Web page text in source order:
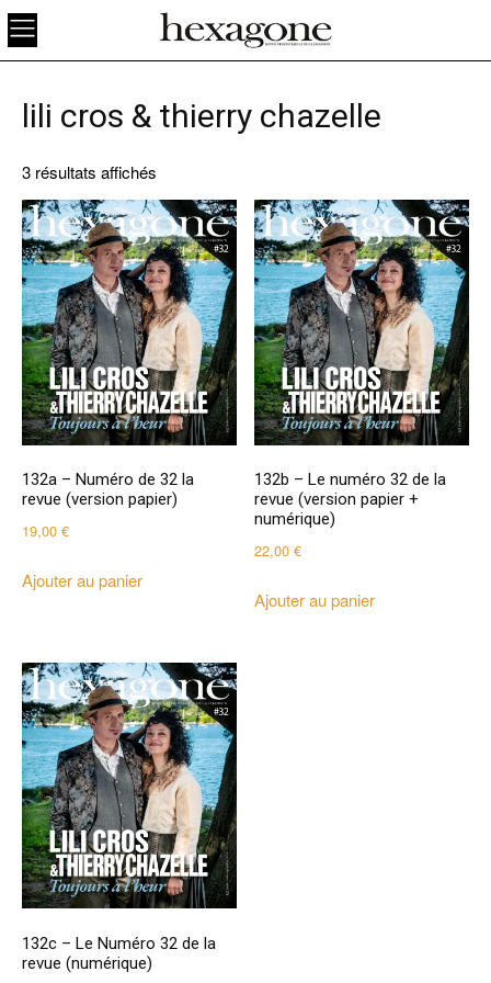
lili cros & thierry chazelle
3 résultats affichés
132a – Numéro de 32 la
revue (version papier)
19,00 €
Ajouter au panier
132b – Le numéro 32 de la
revue (version papier +
numérique)
22,00€
Ajouter au panier
132c – Le Numéro 32 de la
revue (numérique)